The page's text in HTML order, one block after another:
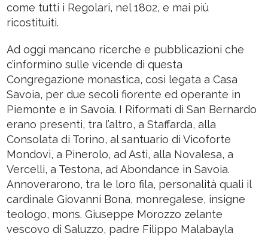
come tutti i Regolari, nel 1802, e mai più
ricostituiti.
Ad oggi mancano ricerche e pubblicazioni che
c’informino sulle vicende di questa
Congregazione monastica, cosi legata a Casa
Savoia, per due secoli fiorente ed operante in
Piemonte e in Savoia. I Riformati di San Bernardo
erano presenti, tra l’altro, a Staffarda, alla
Consolata di Torino, al santuario di Vicoforte
Mondovì, a Pinerolo, ad Asti, alla Novalesa, a
Vercelli, a Testona, ad Abondance in Savoia.
Annoverarono, tra le loro fila, personalità quali il
cardinale Giovanni Bona, monregalese, insigne
teologo, mons. Giuseppe Morozzo zelante
vescovo di Saluzzo, padre Filippo Malabayla